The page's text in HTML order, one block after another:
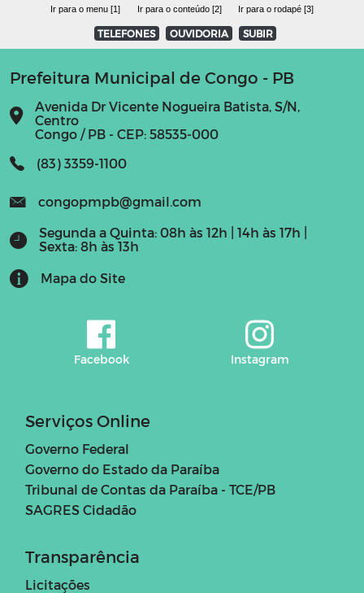
Ir para o menu [1] Ir para o conteúdo [2] Ir para o rodapé [3]
TELEFONES OUVIDORIA SUBIR
Prefeitura Municipal de Congo - PB
Avenida Dr Vicente Nogueira Batista, S/N,
Centro
Congo / PB - CEP: 58535-000
(83) 3359-1100
congopmpb@gmail.com
Segunda a Quinta: 08h às 12h | 14h às 17h |
Sexta: 8h às 13h
Mapa do Site
Facebook Instagram
Serviços Online
Governo Federal
Governo do Estado da Paraíba
Tribunal de Contas da Paraíba - TCE/PB
SAGRES Cidadão
Transparência
Licitações